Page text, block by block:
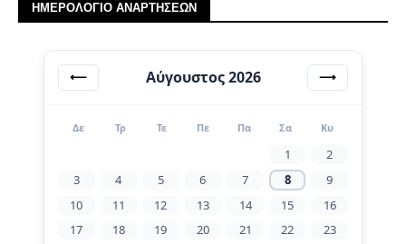
ΗΜΕΡΟΛΟΓΙΟ ΑΝΑΡΤΗΣΕΩΝ
⟵ Αύγουστος 2026 ⟶
Δε Τρ Τε Πε Πα Σα Κυ
1
2
3
4 5 6 7 8
9
10
11 12 13 14 15
16
17
18 19 20 21 22
23